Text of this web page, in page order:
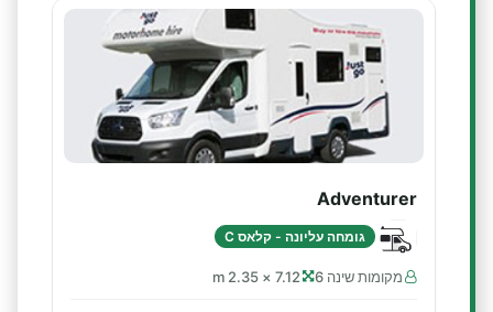
Adventurer
גומחה עליונה - קלאס C
מקומות שינה 6 7.12 × 2.35 m